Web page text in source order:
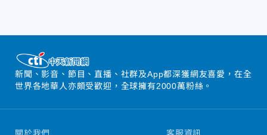
新聞、影音、節目、直播、社群及App都深獲網友喜愛，在全
世界各地華人亦頗受歡迎，全球擁有2000萬粉絲。
關於我們 客服資訊